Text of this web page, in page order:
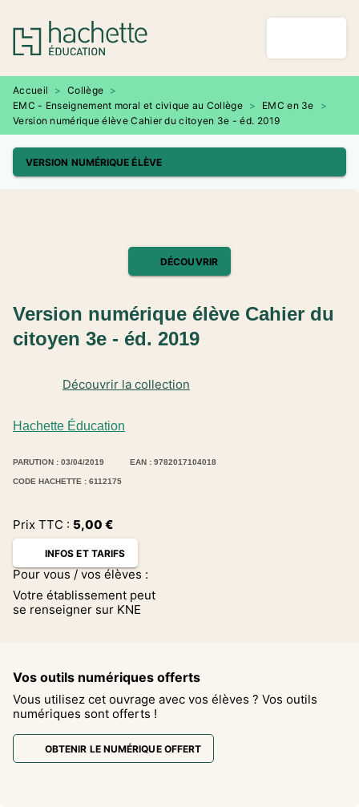
MENU RECHERCHE
PIED DE PAGE
Accueil > Collège >
EMC - Enseignement moral et civique au Collège
> EMC en 3e
>
Version numérique élève Cahier du citoyen 3e - éd. 2019
VERSION NUMÉRIQUE ÉLÈVE
DÉCOUVRIR
Hachette Éducation
Découvrir la collection
Version numérique élève Cahier du
citoyen 3e - éd. 2019
PARUTION : 03/04/2019 EAN : 9782017104018
CODE HACHETTE : 6112175
Prix TTC : 5,00 €
INFOS ET TARIFS
Pour vous / vos élèves :
Votre établissement peut
se renseigner sur KNE
Vos outils numériques offerts
Vous utilisez cet ouvrage avec vos élèves ? Vos outils
numériques sont offerts !
OBTENIR LE NUMÉRIQUE OFFERT